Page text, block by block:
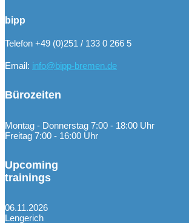
bipp
Telefon +49 (0)251 / 133 0 266 5
Email: info@bipp-bremen.de
Bürozeiten
Montag - Donnerstag 7:00 - 18:00 Uhr
Freitag 7:00 - 16:00 Uhr
Upcoming
trainings
06.11.2026
Lengerich